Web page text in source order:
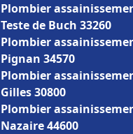
Plombier
Teste de Buch 33260
Plombier
Pignan 34570
Plombier
Gilles 30800
Plombier
Nazaire 44600